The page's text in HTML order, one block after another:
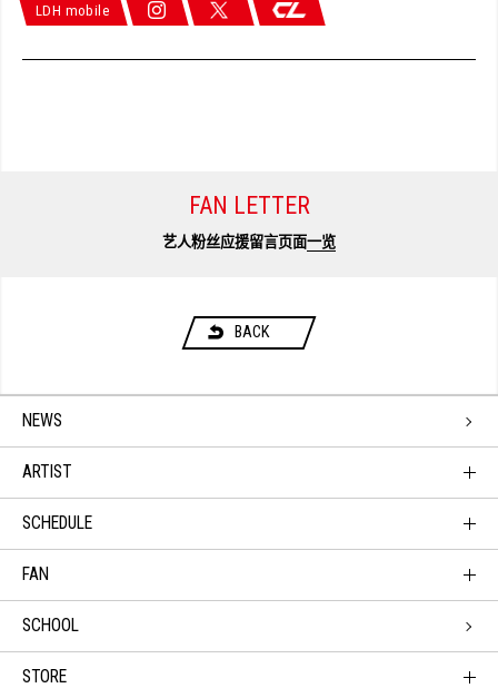
LDH mobile
FAN LETTER
艺人粉丝应援留言页面一览
BACK
NEWS
ARTIST
SCHEDULE
FAN
SCHOOL
STORE